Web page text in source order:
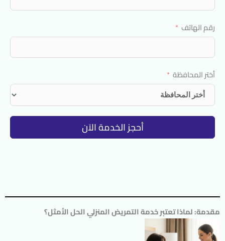
رقم الهاتف
أختر المحافظة
أحجز الخدمة الاَن
مقدمة: لماذا تعتبر خدمة التمريض المنزلي الحل الأمثل؟